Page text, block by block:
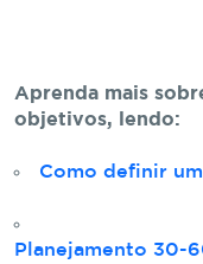
Aprenda mais
objetivos, lendo:
Como definir
Planejamento 30-